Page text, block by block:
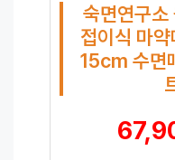
숙면연구
접이식 마
15cm 수면